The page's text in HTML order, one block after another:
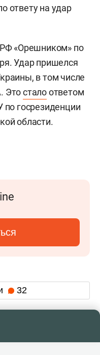
ответу на удар
«Орешником» по
Удар пришелся
в том числе
Этосталоответом
по госрезиденции
области.
32